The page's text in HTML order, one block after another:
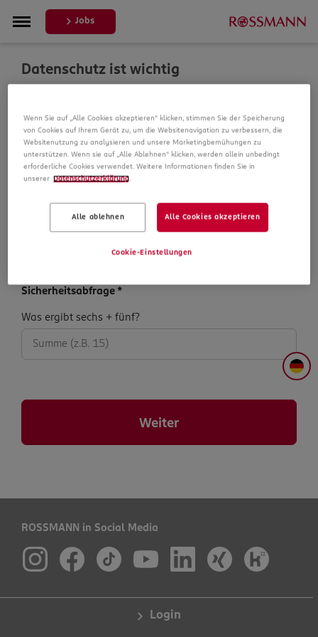
DE
Jobs
Datenschutz ist wichtig
verarbeiten wir Daten von Ihnen. In unseren
Datenschutzbestimmungen informieren wir Sie über die
Datenspeicherung und Ihre Rechte, bevor Sie mit Ihrer
Bewerbung fortfahren.
Datenschutz­hinweise
Datenschutzhinweise
Sicherheits­abfrage *
Sicherheits­
abfrage:
Was ergibt sechs + fünf?
Weiter
ROSSMANN in Social Media
Login
Wenn Sie auf „Alle Cookies akzeptieren“ klicken, stimmen Sie der Speicherung
von Cookies auf Ihrem Gerät zu, um die Websitenavigation zu verbessern, die
Websitenutzung zu analysieren und unsere Marketingbemühungen zu
unterstützen. Wenn sie auf „Alle Ablehnen“ klicken, werden allein unbedingt
erforderliche Cookies verwendet. Weitere Informationen finden Sie in
unserer Datenschutzerklärung
Alle ablehnen Alle Cookies akzeptieren
Cookie-Einstellungen